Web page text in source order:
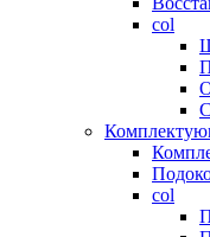
col
col